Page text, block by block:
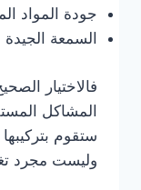
جودة المواد
السمعة الجيدة
فالاختيار
المشاكل
ستقوم
وليست مجرد